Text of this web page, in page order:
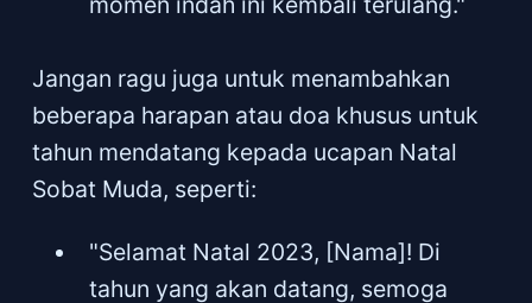
Jangan ragu juga untuk menambahkan
beberapa harapan atau doa khusus untuk
tahun mendatang kepada ucapan Natal
Sobat Muda, seperti:
"Selamat Natal 2023, [Nama]! Di
tahun yang akan datang, semoga